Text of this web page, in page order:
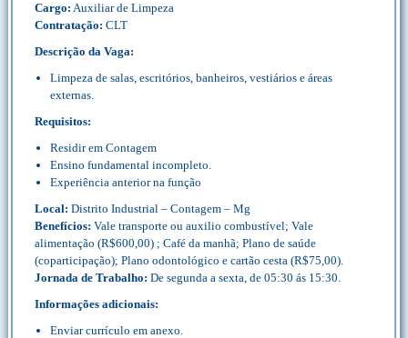
Cargo: Auxiliar de Limpeza
Contratação: CLT
Descrição da Vaga:
Limpeza de salas, escritórios, banheiros, vestiários e áreas
externas.
Requisitos:
Residir em Contagem
Ensino fundamental incompleto.
Experiência anterior na função
Local: Distrito Industrial – Contagem – Mg
Benefícios: Vale transporte ou auxilio combustível; Vale
alimentação (R$600,00) ; Café da manhã; Plano de saúde
(coparticipação); Plano odontológico e cartão cesta (R$75,00).
Jornada de Trabalho: De segunda a sexta, de 05:30 ás 15:30.
Informações adicionais:
Enviar currículo em anexo.